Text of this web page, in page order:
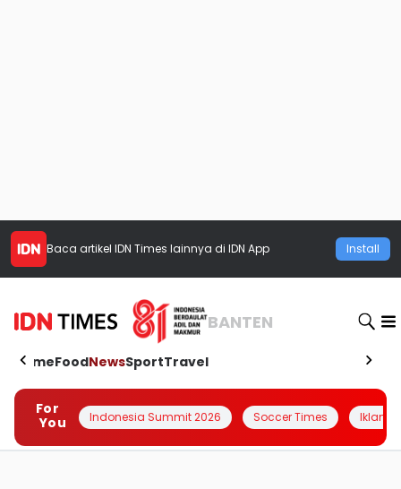
Baca artikel IDN Times lainnya di IDN App Install
BANTEN
HomeFoodNewsSportTravel
For
You
Indonesia Summit 2026 Soccer Times Iklanin